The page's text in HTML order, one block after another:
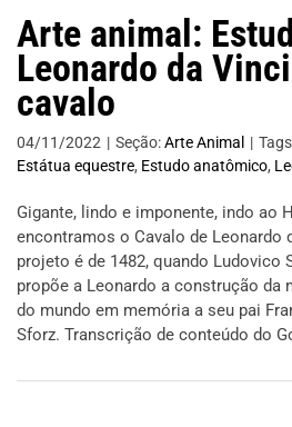
Arte animal:
Leonardo da
cavalo
04/11/2022 | Seção:Arte Animal |
Estátua equestre, Estudo anatômico,
Gigante, lindo e imponente, indo ao
encontramos o Cavalo de Leonardo
projeto é de 1482, quando Ludovico
propõe a Leonardo a construção da
do mundo em memória a seu pai
Sforz. Transcrição de conteúdo do